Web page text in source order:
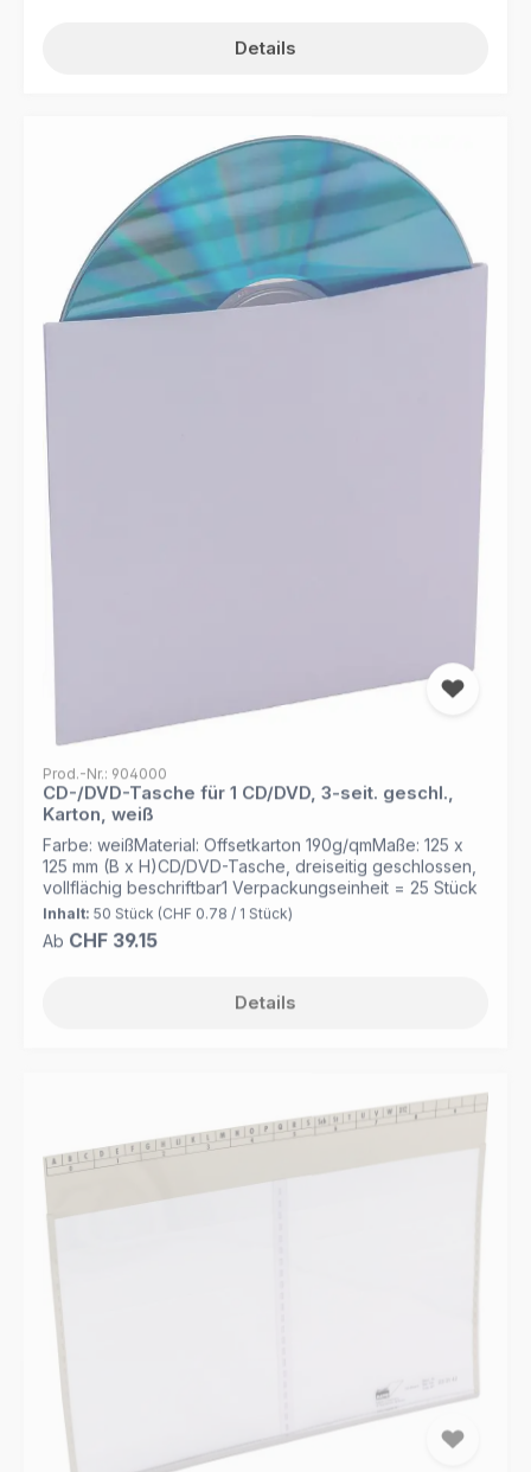
Details
Prod.-Nr.: 904000
CD-/DVD-Tasche für 1 CD/DVD, 3-seit. geschl.,
Karton, weiß
Farbe: weißMaterial: Offsetkarton 190g/qmMaße: 125 x
125 mm (B x H)CD/DVD-Tasche, dreiseitig geschlossen,
vollflächig beschriftbar1 Verpackungseinheit = 25 Stück
Inhalt: 50 Stück (CHF 0.78 / 1 Stück)
Regulärer Preis:
Ab CHF 39.15
Details